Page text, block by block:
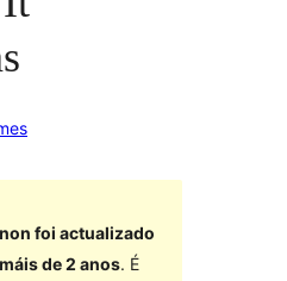
non foi actualizado
de 2 anos. É